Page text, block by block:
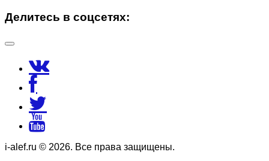
Делитесь в соцсетях:
i-alef.ru © 2026. Все права защищены.